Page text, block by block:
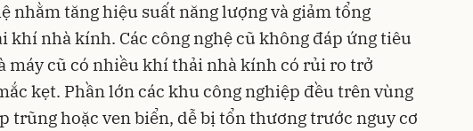
nhằm tăng hiệu suất năng lượng và giảm tổng
khí nhà kính. Các công nghệ cũ không đáp ứng tiêu
máy cũ có nhiều khí thải nhà kính có rủi ro trở
kẹt. Phần lớn các khu công nghiệp đều trên vùng
trũng hoặc ven biển, dễ bị tổn thương trước nguy cơ